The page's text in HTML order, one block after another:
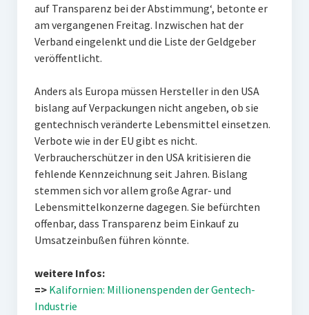
auf Transparenz bei der Abstimmung‘, betonte er
am vergangenen Freitag. Inzwischen hat der
Verband eingelenkt und die Liste der Geldgeber
veröffentlicht.
Anders als Europa müssen Hersteller in den USA
bislang auf Verpackungen nicht angeben, ob sie
gentechnisch veränderte Lebensmittel einsetzen.
Verbote wie in der EU gibt es nicht.
Verbraucherschützer in den USA kritisieren die
fehlende Kennzeichnung seit Jahren. Bislang
stemmen sich vor allem große Agrar- und
Lebensmittelkonzerne dagegen. Sie befürchten
offenbar, dass Transparenz beim Einkauf zu
Umsatzeinbußen führen könnte.
weitere Infos:
=> Kalifornien: Millionenspenden der Gentech-
Industrie